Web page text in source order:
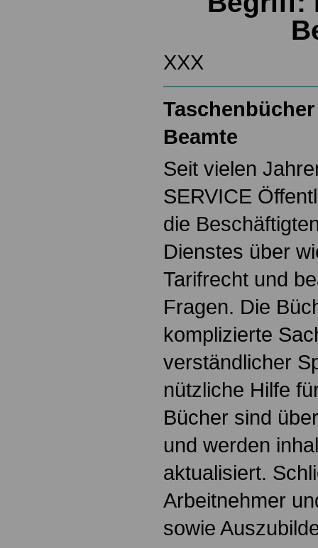
XXX
Beamte
Seit vielen
SERVICE
die
Dienstes über
Tarifrecht und
Fragen. Die
komplizierte
verständlicher
nützliche Hilfe
Bücher sind
und werden
aktualisiert.
Arbeitnehmer
sowie